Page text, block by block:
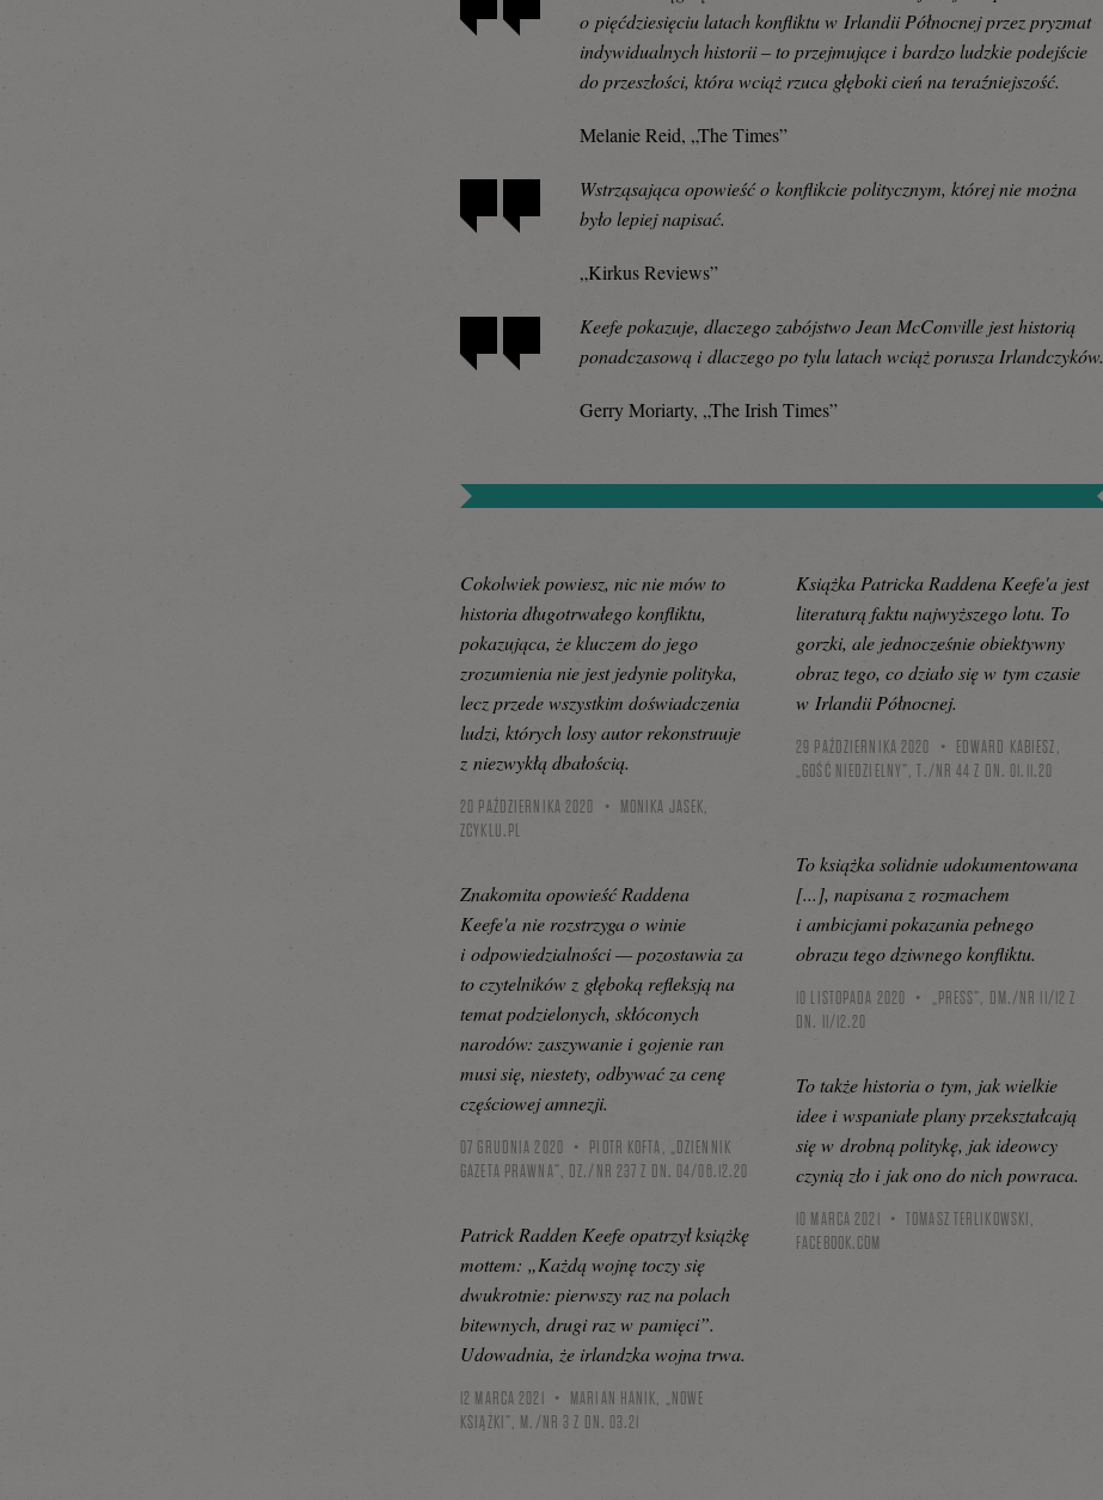
o pięćdziesięciu latach konfliktu w Irlandii Północnej przez pryzmat
indywidualnych historii – to przejmujące i bardzo ludzkie podejście
do przeszłości, która wciąż rzuca głęboki cień na teraźniejszość.
Melanie Reid, „The Times”
Wstrząsająca opowieść o konflikcie politycznym, której nie można
było lepiej napisać.
„Kirkus Reviews”
Keefe pokazuje, dlaczego zabójstwo Jean McConville jest historią
ponadczasową i dlaczego po tylu latach wciąż porusza Irlandczyków.
Gerry Moriarty, „The Irish Times”
Cokolwiek powiesz, nic nie mów to
historia długotrwałego konfliktu,
pokazująca, że kluczem do jego
zrozumienia nie jest jedynie polityka,
lecz przede wszystkim doświadczenia
ludzi, których losy autor rekonstruuje
z niezwykłą dbałością.
20 PAŹDZIERNIKA 2020
MONIKA JASEK,
ZCYKLU.PL
Książka Patricka Raddena Keefe'a jest
literaturą faktu najwyższego lotu. To
gorzki, ale jednocześnie obiektywny
obraz tego, co działo się w tym czasie
w Irlandii Północnej.
29 PAŹDZIERNIKA 2020
EDWARD KABIESZ,
„GOŚĆ NIEDZIELNY”, T./NR 44 Z DN. 01.11.20
To książka solidnie udokumentowana
[...], napisana z rozmachem
i ambicjami pokazania pełnego
obrazu tego dziwnego konfliktu.
10 LISTOPADA 2020
„PRESS”, DM./NR 11/12 Z
DN. 11/12.20
Znakomita opowieść Raddena
Keefe'a nie rozstrzyga o winie
i odpowiedzialności — pozostawia za
to czytelników z głęboką refleksją na
temat podzielonych, skłóconych
narodów: zaszywanie i gojenie ran
musi się, niestety, odbywać za cenę
częściowej amnezji.
07 GRUDNIA 2020
PIOTR KOFTA, „DZIENNIK
GAZETA PRAWNA”, DZ./NR 237 Z DN. 04/06.12.20
To także historia o tym, jak wielkie
idee i wspaniałe plany przekształcają
się w drobną politykę, jak ideowcy
czynią zło i jak ono do nich powraca.
10 MARCA 2021
TOMASZ TERLIKOWSKI,
FACEBOOK.COM
Patrick Radden Keefe opatrzył książkę
mottem: „Każdą wojnę toczy się
dwukrotnie: pierwszy raz na polach
bitewnych, drugi raz w pamięci”.
Udowadnia, że irlandzka wojna trwa.
12 MARCA 2021
MARIAN HANIK, „NOWE
KSIĄŻKI”, M./NR 3 Z DN. 03.21